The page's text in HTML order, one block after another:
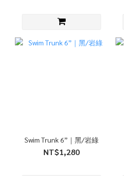
Swim Trunk 6”｜黑/岩綠
NT$1,280